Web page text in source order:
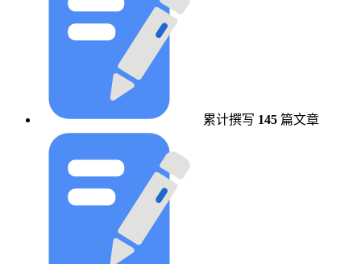
累计撰写 145 篇文章